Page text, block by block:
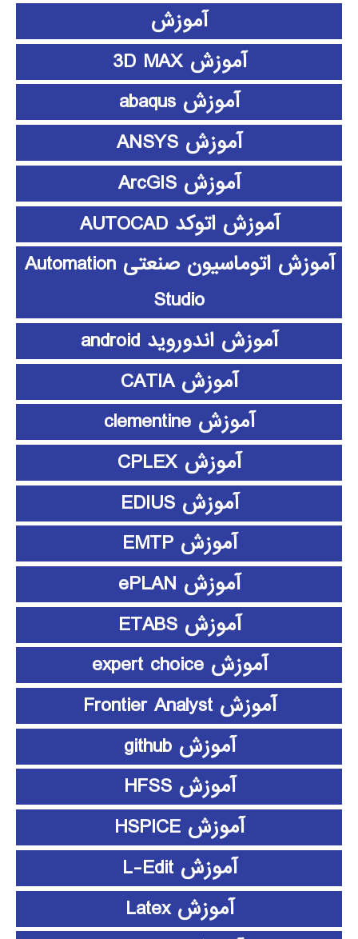
آموزش
آموزش 3D MAX
آموزش abaqus
آموزش ANSYS
آموزش ArcGIS
آموزش اتوکد AUTOCAD
آموزش اتوماسیون صنعتی Automation
Studio
آموزش اندوروید android
آموزش CATIA
آموزش clementine
آموزش CPLEX
آموزش EDIUS
آموزش EMTP
آموزش ePLAN
آموزش ETABS
آموزش expert choice
آموزش Frontier Analyst
آموزش github
آموزش HFSS
آموزش HSPICE
آموزش L-Edit
آموزش Latex